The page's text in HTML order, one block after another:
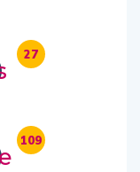
27
109